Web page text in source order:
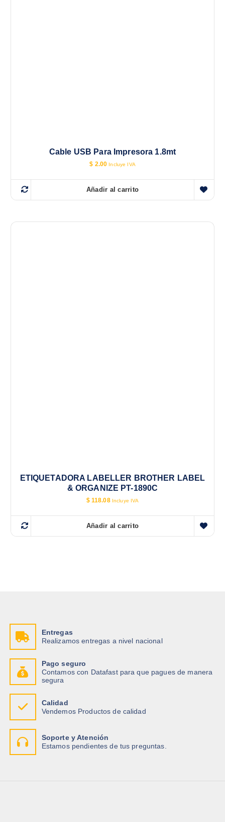
Cable USB Para Impresora 1.8mt
$ 2.00 Incluye IVA
Añadir al carrito
ETIQUETADORA LABELLER BROTHER LABEL
& ORGANIZE PT-1890C
$118.08 Incluye IVA
Añadir al carrito
Entregas
Realizamos entregas a nivel nacional
Pago seguro
Contamos con Datafast para que pagues de manera
segura
Calidad
Vendemos Productos de calidad
Soporte y Atención
Estamos pendientes de tus preguntas.